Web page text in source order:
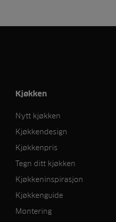
Kjøkken
Nytt kjøkken
Kjøkkendesign
Kjøkkenpris
Tegn ditt kjøkken
Kjøkkeninspirasjon
Kjøkkenguide
Montering